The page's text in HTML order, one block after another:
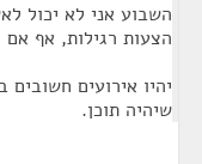
השבוע אני לא יכול
הצעות רגילות, אף אם
יהיו אירועים חשובים
שיהיה תוכן.